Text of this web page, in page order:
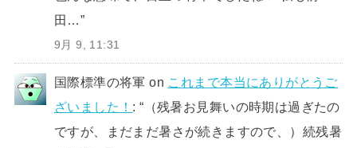
田…”
9月 9, 11:31
国際標準の将軍 on これまで本当にありがとうご
ざいました！ : “ （残暑お見舞いの時期は過ぎたの
ですが、まだまだ暑さが続きますので、）続残暑